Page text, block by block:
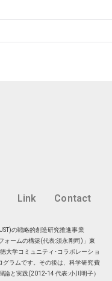
Link Contact
の戦略的創造研究推進事業
ォームの構築(代表:須永剛司)」東
大学コミュニティ･コラボレーショ
ラムです。その後は、科学研究費
と実践(2012-14 代表:小川明子）